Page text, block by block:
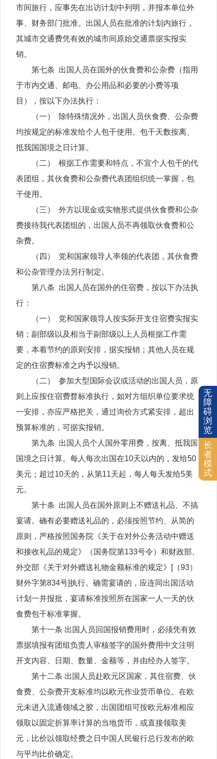
市间旅行，应事先在出访计划中列明，并报本单位外
事、财务部门批准。出国人员在批准的计划内旅行，
其城市交通费凭有效的城市间原始交通票据实报实
销。
第七条 出国人员在国外的伙食费和公杂费（指用
于市内交通、邮电、办公用品和必要的小费等项
目），按以下办法执行：
（一） 除特殊情况外，出国人员伙食费、公杂费
均按规定的标准发给个人包干使用。包干天数按离、
抵我国国境之日计算。
（二） 根据工作需要和特点，不宜个人包干的代
表团组，其伙食费和公杂费代表团组织统一掌握，包
干使用。
（三） 外方以现金或实物形式提供伙食费和公杂
费接待我代表团组的，出国人员不再领取伙食费和公
杂费。
（四） 党和国家领导人率领的代表团，其伙食费
和公杂管理办法另行制定。
第八条 出国人员在国外的住宿费，按以下办法执
行：
（一） 党和国家领导人按实际开支住宿费实报实
销；副部级以及相当于副部级以上人员根据工作需
要，本着节约的原则安排，据实报销；其他人员在规
定的住宿费标准之内予以报销。
（二） 参加大型国际会议或活动的出国人员，原
则上应按住宿费瞀标准执行，如对方组织单位要求统
一安排，亦应严格把关，通过询价方式紧安排，超出
预算标准的，可据实报销。
第九条 出国人员个人国外零用费，按离、抵我国
国境之日计算。每人每次出国在10天以内的，发给50
美元；超过10天的，从第11天起，每人每天发给5美
元。
第十条 出国人员在国外原则上不赠送礼品、不搞
宴请。确有必要赠送礼品的，必须按照节约、从简的
原则，严格按照国务院《关于在对外公务活动中赠送
和接收礼品的规定》（国务院第133号令）和财政部、
外交部《关于对外赠送礼物金额标准的规定》[（93）
财外字第834号]执行。确需宴请的，应连同出国活动
计划一并报批，宴请标准按照所在国家一人一天的伙
食费包干标准掌握。
第十一条 出国人员回国报销费用时，必须凭有效
票据填报有团组负责人审核签字的国外费用中文注明
开支内容、日期、数量、金额等，并由经办人签字。
第十二条 出国人员赴欧元区国家，其住宿费、伙
食费、公杂费开支标准均以欧元作业货币单位。在欧
元未进入流通领域之胶，出国团组可按欧元标准相应
领取以固定折算率计算的当地货币，或直接领取美
元，比价以领取经费之日中国人民银行总行发布的欧
与平均比价确定。
无
障
碍
浏
览
长
者
模
式